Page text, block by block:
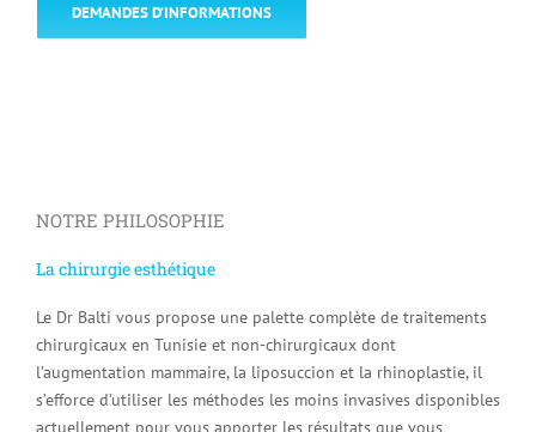
DEMANDES D’INFORMATIONS
NOTRE PHILOSOPHIE
La chirurgie esthétique
Le Dr Balti vous propose une palette complète de traitements
chirurgicaux en Tunisie et non-chirurgicaux dont
l’augmentation mammaire, la liposuccion et la rhinoplastie, il
s’efforce d’utiliser les méthodes les moins invasives disponibles
actuellement pour vous apporter les résultats que vous